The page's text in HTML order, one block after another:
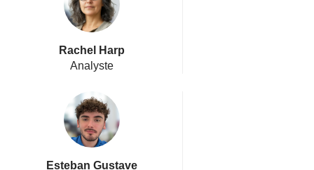
Rachel Harp
Analyste
Esteban Gustave